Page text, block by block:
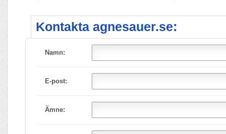
Kontakta agnesauer.se:
Namn:
E-post:
Ämne: